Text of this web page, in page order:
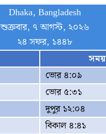
Dhaka, Bangladesh
শুক্রবার, ৭ আগস্ট, ২০২৬
২৪ সফর, ১৪৪৮
সময়
ভোর ৪:০৯
ভোর ৫:৩১
দুপুর ১২:০৪
বিকাল ৪:৪১